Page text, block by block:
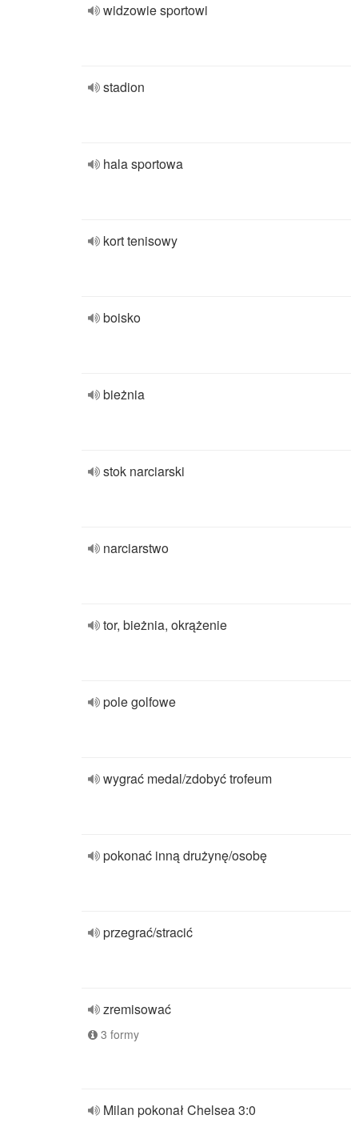
widzowie sportowi
stadion
hala sportowa
kort tenisowy
boisko
bieżnia
stok narciarski
narciarstwo
tor, bieżnia, okrążenie
pole golfowe
wygrać medal/zdobyć trofeum
pokonać inną drużynę/osobę
przegrać/stracić
zremisować
3 formy
Milan pokonał Chelsea 3:0